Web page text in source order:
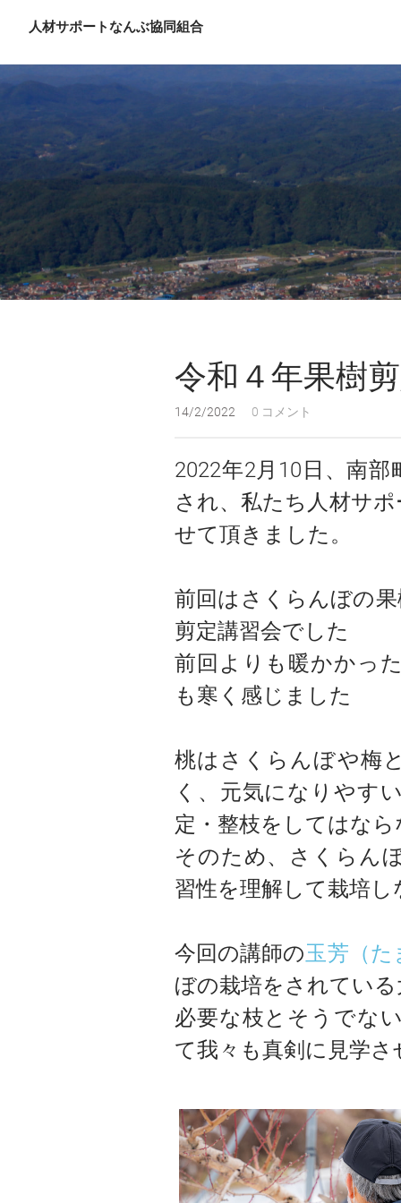
人材サポートなんぶ協同組合
令和４年果樹
14/2/2022 0 コメント
2022年2月10日、南
され、私たち人材サ
せて頂きました。
前回はさくらんぼの
剪定講習会でした
前回よりも暖かかっ
も寒く感じました
桃はさくらんぼや梅
く、元気になりやす
定・整枝をしてはな
そのため、さくらん
習性を理解して栽培
今回の講師の玉芳（た
ぼの栽培をされてい
必要な枝とそうでな
て我々も真剣に見学